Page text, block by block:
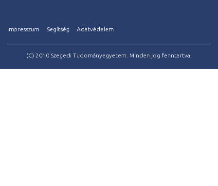
Impresszum Segítség Adatvédelem
(C) 2010 Szegedi Tudományegyetem. Minden jog fenntartva.